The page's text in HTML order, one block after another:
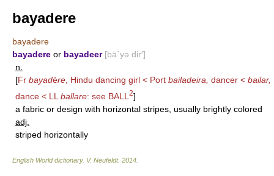
bayadere
bayadere
bayadere or bayadeer [bä΄yə dir′]
n.
[Fr bayadère , Hindu dancing girl < Port bailadeira, dancer < bailar,
dance < LL ballare: see BALL 2]
a fabric or design with horizontal stripes, usually brightly colored
adj.
striped horizontally
English World dictionary. V. Neufeldt. 2014